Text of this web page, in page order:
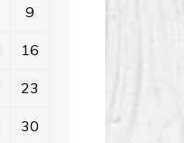
9
16
23
30